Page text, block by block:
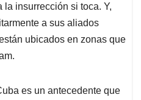
la insurrección si toca. Y,
a sus aliados
ubicados en zonas que
es un antecedente que